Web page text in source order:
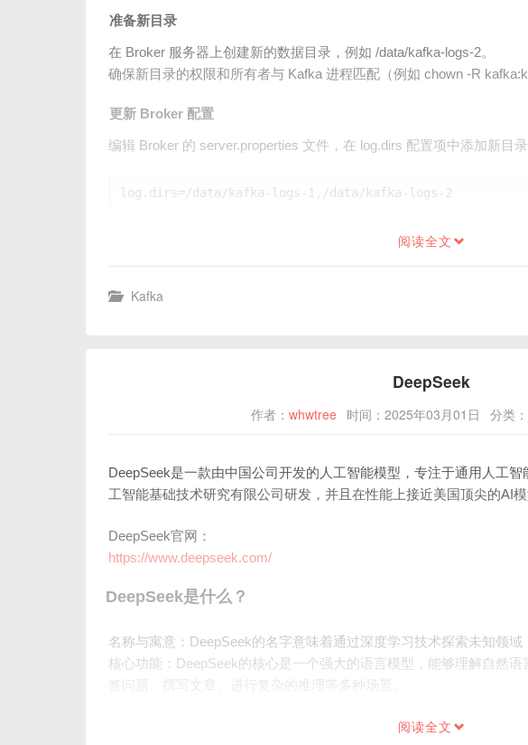
准备新目录
在 Broker 服务器上创建新的数据目录，例如 /data/kafka-logs-2。
确保新目录的权限和所有者与 Kafka 进程匹配（例如 chown -R
更新 Broker 配置
编辑 Broker 的 server.properties 文件，在 log.dirs 配置项中添加新目
阅读全文
Kafka
DeepSeek
作者： whwtree 时间：2025年03月01日 分类：
DeepSeek是一款由中国公司开发的人工智能模型，专注于通用人工
工智能基础技术研究有限公司研发，并且在性能上接近美国顶尖的AI
DeepSeek官网：
https://www.deepseek.com/
DeepSeek是什么？
名称与寓意：DeepSeek的名字意味着通过深度学习技术探索未知领域
核心功能：DeepSeek的核心是一个强大的语言模型，能够理解自然
答问题、撰写文章、进行复杂的推理等多种场景。
阅读全文